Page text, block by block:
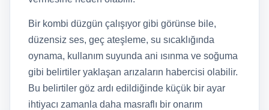
Bir kombi düzgün çalışıyor gibi görünse bile,
düzensiz ses, geç ateşleme, su sıcaklığında
oynama, kullanım suyunda ani ısınma ve soğuma
gibi belirtiler yaklaşan arızaların habercisi olabilir.
Bu belirtiler göz ardı edildiğinde küçük bir ayar
ihtiyacı zamanla daha masraflı bir onarım